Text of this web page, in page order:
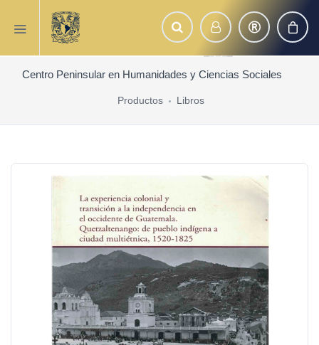
Centro Peninsular en Humanidades y Ciencias Sociales
Productos Libros